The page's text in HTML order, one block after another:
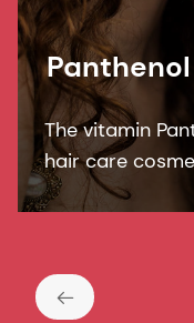
Panthenol
The vitamin
hair care
moisturizing